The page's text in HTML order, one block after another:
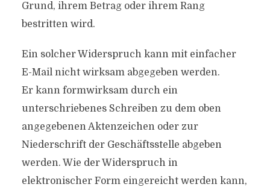
Grund, ihrem Betrag oder ihrem Rang
bestritten wird.
Ein solcher Widerspruch kann mit einfacher
E-Mail nicht wirksam abgegeben werden.
Er kann formwirksam durch ein
unterschriebenes Schreiben zu dem oben
angegebenen Aktenzeichen oder zur
Niederschrift der Geschäftsstelle abgeben
werden. Wie der Widerspruch in
elektronischer Form eingereicht werden kann,